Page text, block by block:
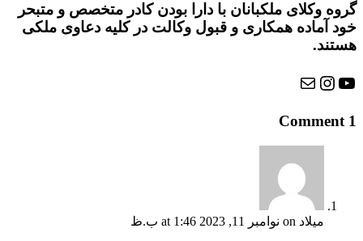
گروه وکلای ملکبانان با دارا بودن کادر متخصص و متبحر
خود آماده همکاری و قبول وکالت در کلیه دعاوی ملکی
هستند.
YouTube
Instagram
Mail
1 Comment
میلاد on نوامبر 11, 2023 at 1:46 ب.ظ